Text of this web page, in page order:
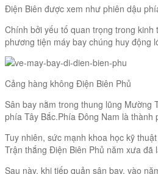
Điện Biên được xem như phiên dậu
Chính bởi yếu tố quan trọng trong
phương tiện máy bay chúng huy động
Cảng hàng không Điện Biên Phủ
Sân bay nằm trong thung lũng Mường
phía Tây Bắc.Phía Đông Nam là thành
Tuy nhiên, sức mạnh khoa học kỹ
Trận thắng Điện Biên Phủ năm xưa đã
Sau này, khi tiếp quản sân bay, vào